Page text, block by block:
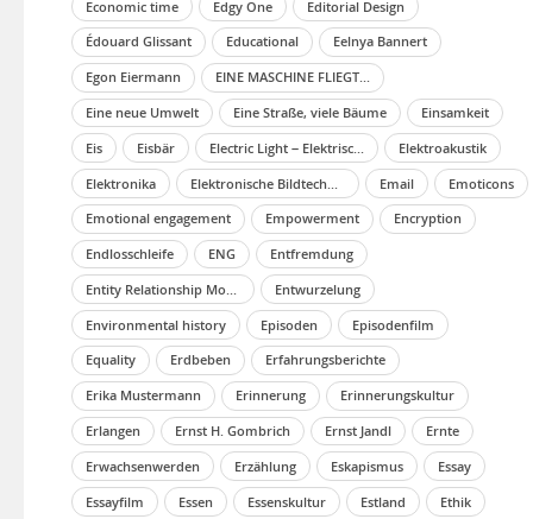
Economic time
Edgy One
Editorial Design
Édouard Glissant
Educational
Eelnya Bannert
Egon Eiermann
EINE MASCHINE FLIEGT IN DIE LUFT
Eine neue Umwelt
Eine Straße, viele Bäume
Einsamkeit
Eis
Eisbär
Elektroakustik
Elektronika
Email
Emoticons
Emotional engagement
Empowerment
Encryption
Endlosschleife
ENG
Entfremdung
Entwurzelung
Environmental history
Episoden
Episodenfilm
Equality
Erdbeben
Erfahrungsberichte
Erika Mustermann
Erinnerung
Erinnerungskultur
Erlangen
Ernst H. Gombrich Ernst Jandl
Ernte
Erwachsenwerden
Erzählung Eskapismus
Essay
Essayfilm
Essen Essenskultur Estland
Ethik